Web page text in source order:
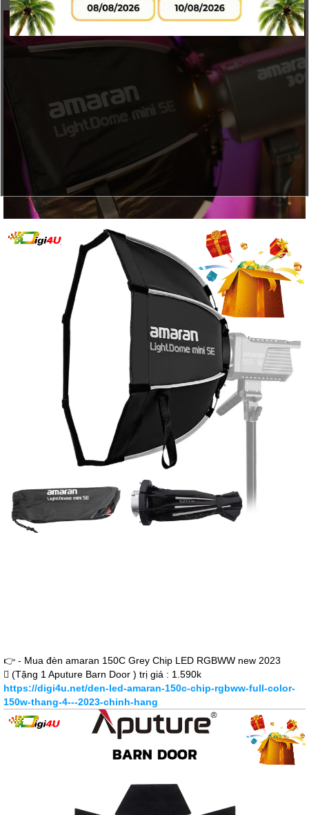
👉 - Mua đèn amaran 150C Grey Chip LED RGBWW new 2023
 (Tặng 1 Aputure Barn Door ) trị giá : 1.590k
https://digi4u.net/den-led-amaran-150c-chip-rgbww-full-color-
150w-thang-4---2023-chinh-hang